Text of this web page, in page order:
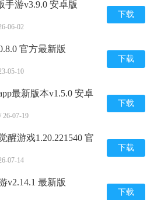
手游v3.9.0 安卓版
06-02
下载
官方最新版
05-10
下载
最新版本v1.5.0 安卓
26-07-19
下载
醒游戏1.20.221540 官
07-14
下载
v2.14.1 最新版
下载